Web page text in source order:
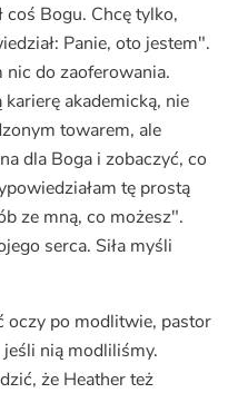
coś Bogu. Chcę tylko,
Panie, oto jestem".
nic do zaoferowania.
karierę akademicką, nie
towarem, ale
dla Boga i zobaczyć, co
tę prostą
ze mną, co możesz".
serca. Siła myśli
oczy po modlitwie, pastor
nią modliliśmy.
że Heather też